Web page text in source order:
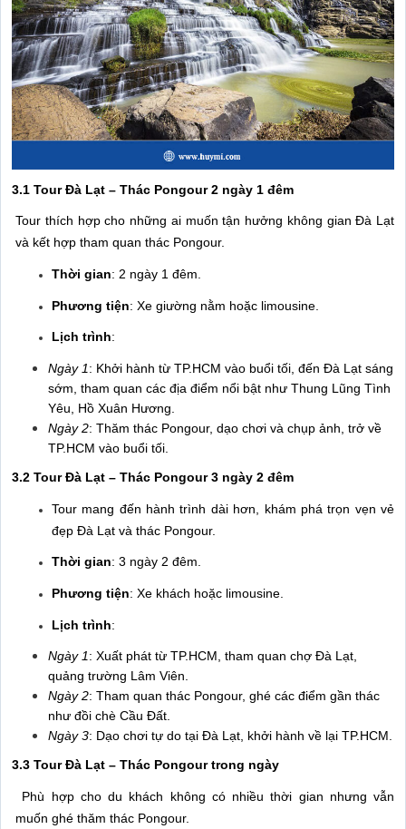
3.1 Tour Đà Lạt – Thác Pongour 2 ngày 1 đêm
Tour thích hợp cho những ai muốn tận hưởng không gian Đà Lạt
và kết hợp tham quan thác Pongour.
Thời gian: 2 ngày 1 đêm.
Phương tiện: Xe giường nằm hoặc limousine.
Lịch trình:
Ngày 1: Khởi hành từ TP.HCM vào buổi tối, đến Đà Lạt sáng
sớm, tham quan các địa điểm nổi bật như Thung Lũng Tình
Yêu, Hồ Xuân Hương.
Ngày 2: Thăm thác Pongour, dạo chơi và chụp ảnh, trở về
TP.HCM vào buổi tối.
3.2 Tour Đà Lạt – Thác Pongour 3 ngày 2 đêm
Tour mang đến hành trình dài hơn, khám phá trọn vẹn vẻ
đẹp Đà Lạt và thác Pongour.
Thời gian: 3 ngày 2 đêm.
Phương tiện: Xe khách hoặc limousine.
Lịch trình:
Ngày 1: Xuất phát từ TP.HCM, tham quan chợ Đà Lạt,
quảng trường Lâm Viên.
Ngày 2: Tham quan thác Pongour, ghé các điểm gần thác
như đồi chè Cầu Đất.
Ngày 3: Dạo chơi tự do tại Đà Lạt, khởi hành về lại TP.HCM.
3.3 Tour Đà Lạt – Thác Pongour trong ngày
Phù hợp cho du khách không có nhiều thời gian nhưng vẫn
muốn ghé thăm thác Pongour.